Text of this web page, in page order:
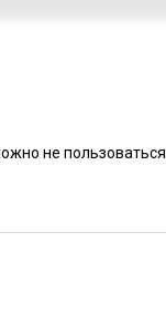
не пользоваться